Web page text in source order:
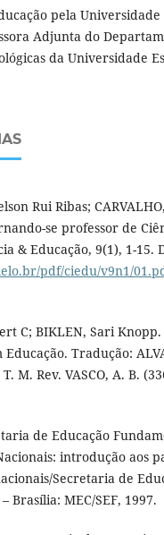
pela
Adjunta do
da Universidade
Rui Ribas;
se professor de
& Educação, 9(1), 1-15.
pdf/ciedu/v9n1/
C; BIKLEN, Sari
Tradução:
M. Rev. VASCO, A. B.
de Educação
introdução aos
Secretaria de
Brasília: MEC/SEF, 1997.